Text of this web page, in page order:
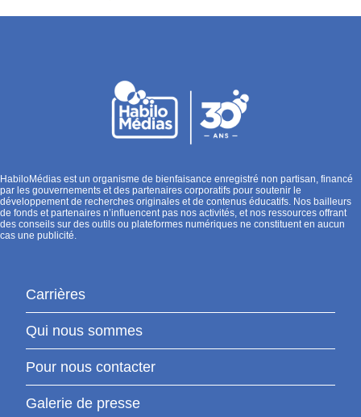
HabiloMédias est un organisme de bienfaisance enregistré non partisan, financé
par les gouvernements et des partenaires corporatifs pour soutenir le
développement de recherches originales et de contenus éducatifs. Nos bailleurs
de fonds et partenaires n’influencent pas nos activités, et nos ressources offrant
des conseils sur des outils ou plateformes numériques ne constituent en aucun
cas une publicité.
Carrières
Qui nous sommes
Pour nous contacter
Galerie de presse